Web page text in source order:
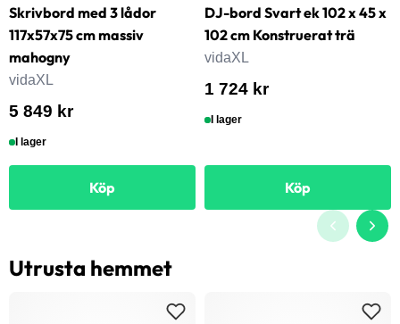
Skrivbord med 3 lådor
117x57x75 cm massiv
mahogny
vidaXL
5 849 kr
I lager
Köp
DJ-bord Svart ek 102 x 45 x
102 cm Konstruerat trä
vidaXL
1 724 kr
I lager
Köp
Utrusta hemmet